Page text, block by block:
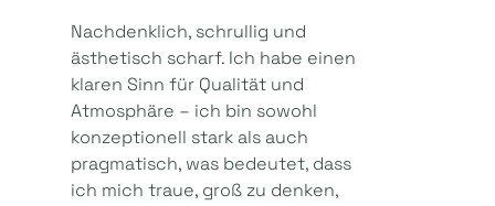
Nachdenklich, schrullig und
ästhetisch scharf. Ich habe einen
klaren Sinn für Qualität und
Atmosphäre – ich bin sowohl
konzeptionell stark als auch
pragmatisch, was bedeutet, dass
ich mich traue, groß zu denken,